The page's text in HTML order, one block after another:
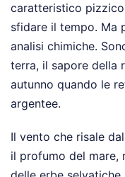
caratteristico
sfidare il tempo. Ma
analisi chimiche.
terra, il sapore della
autunno quando le
argentee.
Il vento che risale
il profumo del mare,